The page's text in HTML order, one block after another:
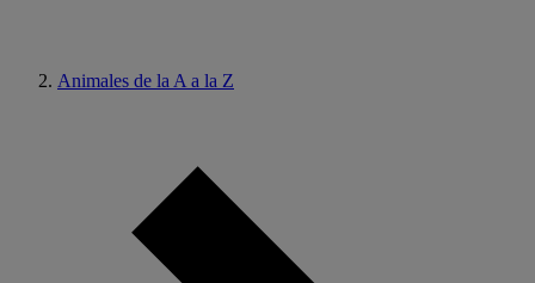
Animales de la A a la Z